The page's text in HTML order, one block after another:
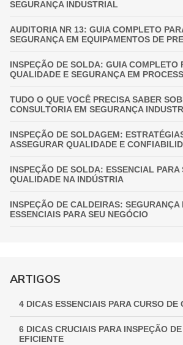
SEGURANÇA INDUSTRIAL
AUDITORIA NR 13: GUIA COMPLETO
SEGURANÇA EM EQUIPAMENTOS DE
INSPEÇÃO DE SOLDA: GUIA COMPLETO
QUALIDADE E SEGURANÇA EM
TUDO O QUE VOCÊ PRECISA SABER
CONSULTORIA EM SEGURANÇA
INSPEÇÃO DE SOLDAGEM:
ASSEGURAR QUALIDADE E
INSPEÇÃO DE SOLDA: ESSENCIAL PARA
QUALIDADE NA INDÚSTRIA
INSPEÇÃO DE CALDEIRAS: SEGURANÇA
ESSENCIAIS PARA SEU NEGÓCIO
GUIA COMPLETO DE INSPEÇÃO DE
GARANTINDO SEGURANÇA E
INSPEÇÃO NR 13: GARANTINDO
CONFORMIDADE EM EQUIPAMENTOS
ARTIGOS
4 DICAS ESSENCIAIS PARA CURSO DE
6 DICAS CRUCIAIS PARA INSPEÇÃO
EFICIENTE